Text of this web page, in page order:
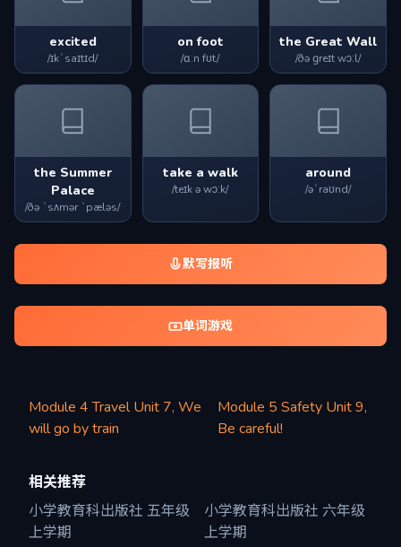
excited
/ɪkˈsaɪtɪd/
on foot
/ɑːn fʊt/
the Great Wall
/ðə ɡreɪt wɔːl/
the Summer
Palace
/ðə ˈsʌmər ˈpæləs/
take a walk
/teɪk ə wɔːk/
around
/əˈraʊnd/
默写报听
单词游戏
Module 4 Travel Unit 7, We
will go by train
Module 5 Safety Unit 9,
Be careful!
相关推荐
小学教育科出版社 五年级
上学期
小学教育科出版社 六年级
上学期